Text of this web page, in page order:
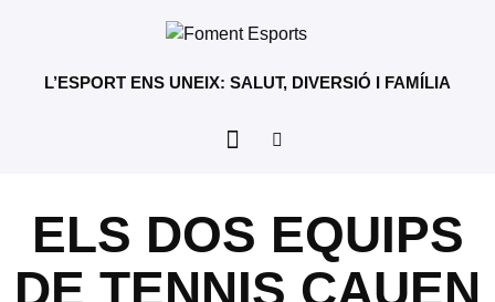
L’ESPORT ENS UNEIX: SALUT, DIVERSIÓ I FAMÍLIA
ELS DOS EQUIPS
DE TENNIS CAUEN